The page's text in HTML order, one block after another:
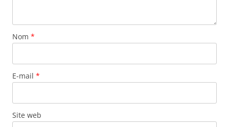
Nom *
E-mail *
Site web